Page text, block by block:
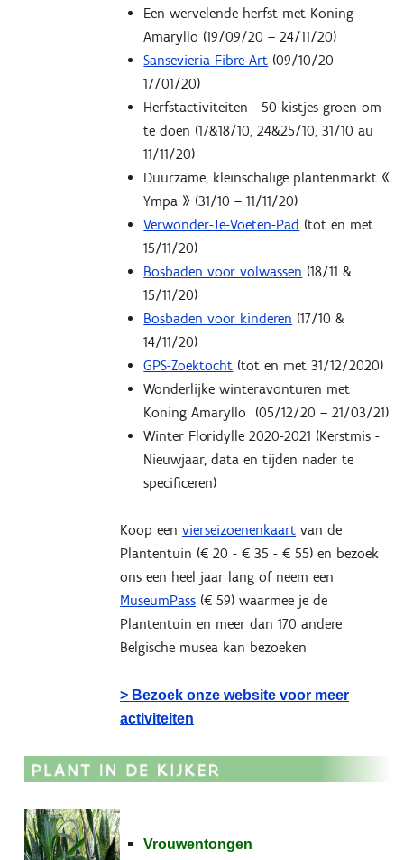
Een wervelende herfst met Koning
Amaryllo (19/09/20 – 24/11/20)
Sansevieria Fibre Art (09/10/20 –
17/01/20)
Herfstactiviteiten - 50 kistjes groen om
te doen (17&18/10, 24&25/10, 31/10 au
11/11/20)
Duurzame, kleinschalige plantenmarkt «
Ympa » (31/10 – 11/11/20)
Verwonder-Je-Voeten-Pad (tot en met
15/11/20)
Bosbaden voor volwassen (18/11 &
15/11/20)
Bosbaden voor kinderen (17/10 &
14/11/20)
GPS-Zoektocht (tot en met 31/12/2020)
Wonderlijke winteravonturen met
Koning Amaryllo (05/12/20 – 21/03/21)
Winter Floridylle 2020-2021 (Kerstmis -
Nieuwjaar, data en tijden nader te
specificeren)
Koop een vierseizoenenkaart van de
Plantentuin (€ 20 - € 35 - € 55) en bezoek
ons een heel jaar lang of neem een
MuseumPass (€ 59) waarmee je de
Plantentuin en meer dan 170 andere
Belgische musea kan bezoeken
> Bezoek onze website voor meer
activiteiten
Vrouwentongen